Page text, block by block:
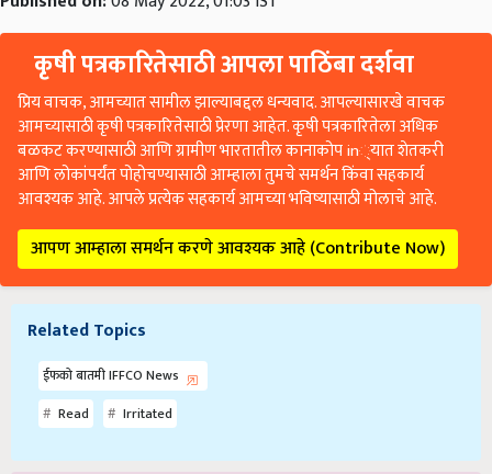
कृषी पत्रकारितेसाठी आपला पाठिंबा दर्शवा
प्रिय वाचक, आमच्यात सामील झाल्याबद्दल धन्यवाद. आपल्यासारखे वाचक
आमच्यासाठी कृषी पत्रकारितेसाठी प्रेरणा आहेत. कृषी पत्रकारितेला अधिक
बळकट करण्यासाठी आणि ग्रामीण भारतातील कानाकोप in्यात शेतकरी
आणि लोकांपर्यंत पोहोचण्यासाठी आम्हाला तुमचे समर्थन किंवा सहकार्य
आवश्यक आहे. आपले प्रत्येक सहकार्य आमच्या भविष्यासाठी मोलाचे आहे.
आपण आम्हाला समर्थन करणे आवश्यक आहे (Contribute Now)
Related Topics
ईफको बातमी IFFCO News
Read
Irritated